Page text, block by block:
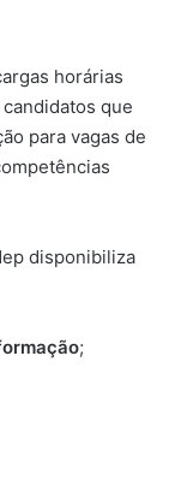
horárias
que
para vagas de
disponibiliza
;